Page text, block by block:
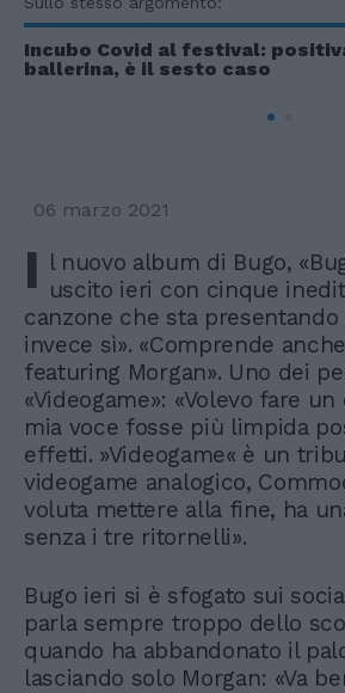
Incubo Covid al festival:
ballerina, è il sesto caso
06 marzo 2021
I l nuovo album di Bugo,
uscito ieri con cinque
canzone che sta presentando
invece sì». «Comprende
featuring Morgan». Uno dei
«Videogame»: «Volevo fare
mia voce fosse più limpida
effetti. »Videogame« è un
videogame analogico,
voluta mettere alla fine, ha
senza i tre ritornelli».
Bugo ieri si è sfogato sui
parla sempre troppo dello
quando ha abbandonato il
lasciando solo Morgan: «Va